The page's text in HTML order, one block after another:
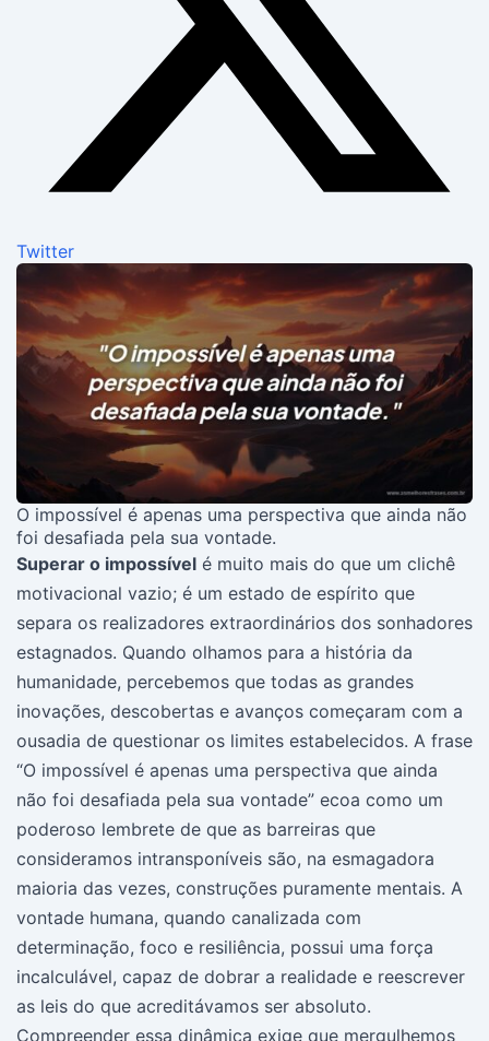
Twitter
O impossível é apenas uma perspectiva que ainda não
foi desafiada pela sua vontade.
Superar o impossível é muito mais do que um clichê
motivacional vazio; é um estado de espírito que
separa os realizadores extraordinários dos sonhadores
estagnados. Quando olhamos para a história da
humanidade, percebemos que todas as grandes
inovações, descobertas e avanços começaram com a
ousadia de questionar os limites estabelecidos. A frase
“O impossível é apenas uma perspectiva que ainda
não foi desafiada pela sua vontade” ecoa como um
poderoso lembrete de que as barreiras que
consideramos intransponíveis são, na esmagadora
maioria das vezes, construções puramente mentais. A
vontade humana, quando canalizada com
determinação, foco e resiliência, possui uma força
incalculável, capaz de dobrar a realidade e reescrever
as leis do que acreditávamos ser absoluto.
Compreender essa dinâmica exige que mergulhemos